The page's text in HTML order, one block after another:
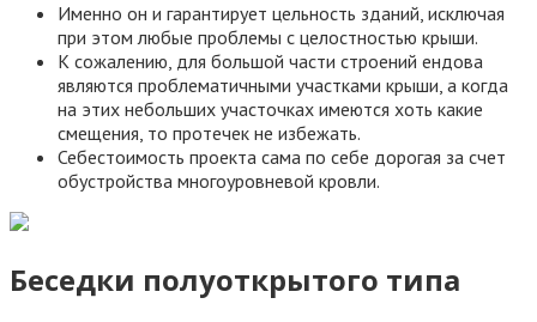
Именно он и гарантирует цельность зданий, исключая
при этом любые проблемы с целостностью крыши.
К сожалению, для большой части строений ендова
являются проблематичными участками крыши, а когда
на этих небольших участочках имеются хоть какие
смещения, то протечек не избежать.
Себестоимость проекта сама по себе дорогая за счет
обустройства многоуровневой кровли.
Беседки полуоткрытого типа